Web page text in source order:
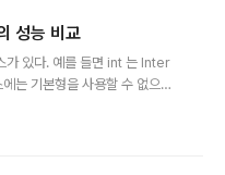
다른 뉴런들의 출력들이다)
에 출력으로 내 보낸다. 이 출력
. 이러한 기본적인 수많은 뉴..
성능 비교
가 있다. 예를 들면 int 는 Inter
기본형을 사용할 수 없으므
래으로 시험해 보았다. pack